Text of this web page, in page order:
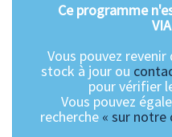
Ce programme
Vous pouvez
stock à jour ou
pour vérifier
Vous pouvez
recherche « sur notre